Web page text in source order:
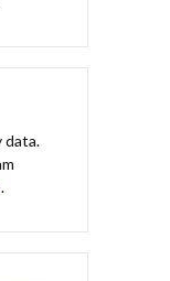
data.
.